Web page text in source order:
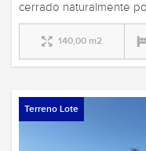
cerrado naturalmente
140,00 m2
Terreno Lote